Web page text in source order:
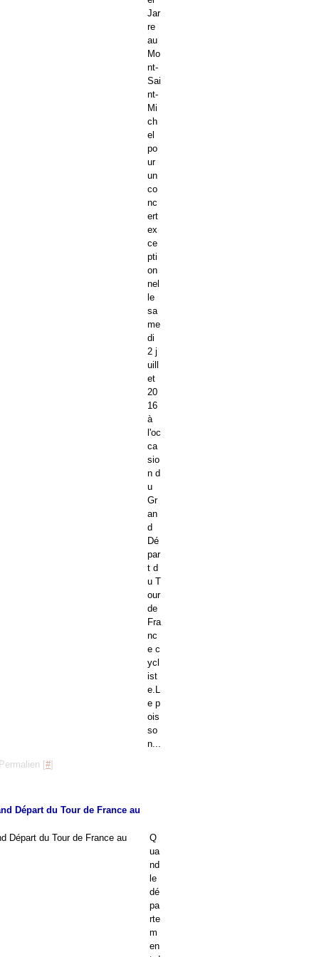
Jar
re
au
Mo
nt-
Sai
nt-
Mi
ch
el
po
ur
un
co
nc
ert
ex
ce
pti
on
nel
le
sa
me
di
2 j
uill
et
20
16
à
l'oc
ca
sio
n d
u
Gr
an
d
Dé
par
t d
u T
our
de
Fra
nc
e c
ycl
ist
e.L
e p
ois
so
n...
[#]
Départ du Tour de France au
Q
ua
nd
le
dé
pa
rte
m
en